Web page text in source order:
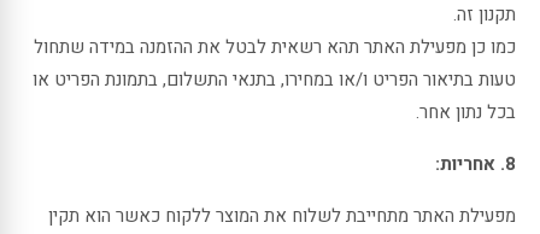
תקנון זה.
כמו כן מפעילת האתר תהא רשאית לבטל את ההזמנה במידה שתחול
טעות בתיאור הפריט ו/או במחירו, בתנאי התשלום, בתמונת הפריט או
בכל נתון אחר.
8. אחריות:
מפעילת האתר מתחייבת לשלוח את המוצר ללקוח כאשר הוא תקין